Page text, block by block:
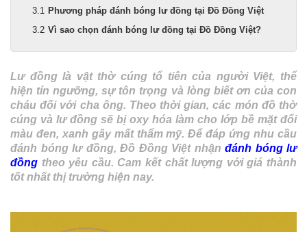
Phương pháp đánh bóng lư đồng tại Đồ Đồng Việt
Vì sao chọn đánh bóng lư đồng tại Đồ Đồng Việt?
Lư đồng là vật thờ cúng tổ tiên của người Việt, thể
hiện tín ngưỡng, sự tôn trọng và lòng biết ơn của con
cháu đối với cha ông. Theo thời gian, các món đồ thờ
cúng và lư đồng sẽ bị oxy hóa làm cho lớp bề mặt đổi
màu đen, xanh gây mất thẩm mỹ. Để đáp ứng nhu cầu
đánh bóng lư đồng, Đồ Đồng Việt nhận đánh bóng lư
đồng theo yêu cầu. Cam kết chất lượng với giá thành
tốt nhất thị trường hiện nay.